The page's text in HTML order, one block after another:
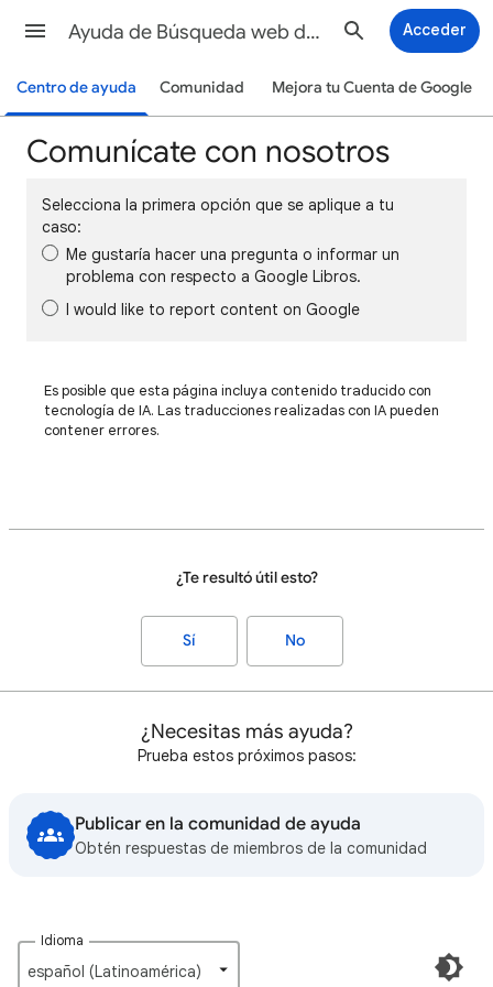
Ayuda de Búsqueda web de Google Acceder
Centro de ayuda Comunidad Mejora tu Cuenta de Google
Comunícate con nosotros
Selecciona la primera opción que se aplique a tu
caso:
Me gustaría hacer una pregunta o informar un
problema con respecto a Google Libros.
I would like to report content on Google
Es posible que esta página incluya contenido traducido con
tecnología de IA. Las traducciones realizadas con IA pueden
contener errores.
¿Te resultó útil esto?
Sí No
¿Necesitas más ayuda?
Prueba estos próximos pasos:
Publicar en la comunidad de ayuda
Obtén respuestas de miembros de la comunidad
Idioma
español (Latinoamérica)‎